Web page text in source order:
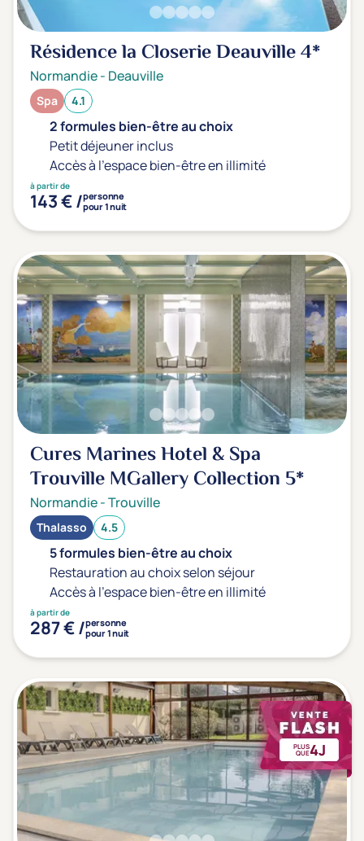
Résidence la Closerie Deauville4*
Normandie- Deauville
Spa 4.1
2 formules bien-être au choix
Petit déjeuner inclus
Accès à l'espace bien-être en illimité
à partir de
143 € /personne
pour 1 nuit
Cures Marines Hotel & Spa
Trouville MGallery Collection 5*
Normandie-Trouville
Thalasso 4.5
5 formules bien-être au choix
Restauration au choix selon séjour
Accès à l'espace bien-être en illimité
à partir de
287 € /personne
pour 1 nuit
PLUS
QUE4J